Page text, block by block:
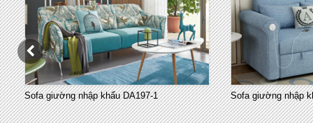
Sofa giường nhập khẩu 7008-1
Sofa giường phòng
nhỏ